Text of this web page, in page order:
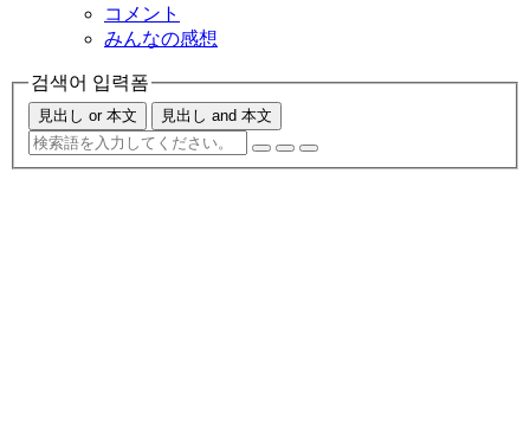
コメント
みんなの感想
검색어 입력폼
見出し or 本文 見出し and 本文